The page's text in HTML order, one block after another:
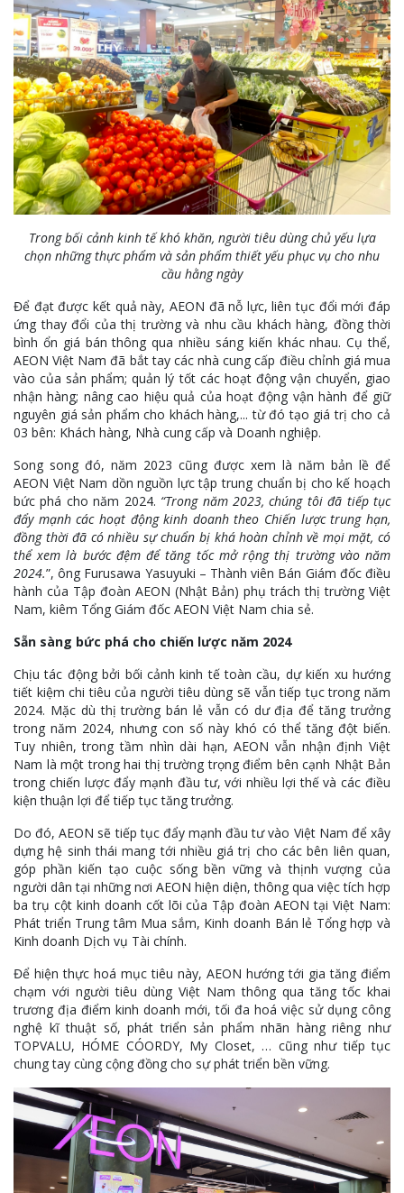
Trong bối cảnh kinh tế khó khăn, người tiêu dùng chủ yếu lựa
chọn những thực phẩm và sản phẩm thiết yếu phục vụ cho nhu
cầu hằng ngày
Để đạt được kết quả này, AEON đã nỗ lực, liên tục đổi mới đáp
ứng thay đổi của thị trường và nhu cầu khách hàng, đồng thời
bình ổn giá bán thông qua nhiều sáng kiến khác nhau. Cụ thể,
AEON Việt Nam đã bắt tay các nhà cung cấp điều chỉnh giá mua
vào của sản phẩm; quản lý tốt các hoạt động vận chuyển, giao
nhận hàng; nâng cao hiệu quả của hoạt động vận hành để giữ
nguyên giá sản phẩm cho khách hàng,... từ đó tạo giá trị cho cả
03 bên: Khách hàng, Nhà cung cấp và Doanh nghiệp.
Song song đó, năm 2023 cũng được xem là năm bản lề để
AEON Việt Nam dồn nguồn lực tập trung chuẩn bị cho kế hoạch
bức phá cho năm 2024. “Trong năm 2023, chúng tôi đã tiếp tục
đẩy mạnh các hoạt động kinh doanh theo Chiến lược trung hạn,
đồng thời đã có nhiều sự chuẩn bị khá hoàn chỉnh về mọi mặt, có
thể xem là bước đệm để tăng tốc mở rộng thị trường vào năm
2024.”, ông Furusawa Yasuyuki – Thành viên Bán Giám đốc điều
hành của Tập đoàn AEON (Nhật Bản) phụ trách thị trường Việt
Nam, kiêm Tổng Giám đốc AEON Việt Nam chia sẻ.
Sẵn sàng bức phá cho chiến lược năm 2024
Chịu tác động bởi bối cảnh kinh tế toàn cầu, dự kiến xu hướng
tiết kiệm chi tiêu của người tiêu dùng sẽ vẫn tiếp tục trong năm
2024. Mặc dù thị trường bán lẻ vẫn có dư địa để tăng trưởng
trong năm 2024, nhưng con số này khó có thể tăng đột biến.
Tuy nhiên, trong tầm nhìn dài hạn, AEON vẫn nhận định Việt
Nam là một trong hai thị trường trọng điểm bên cạnh Nhật Bản
trong chiến lược đẩy mạnh đầu tư, với nhiều lợi thế và các điều
kiện thuận lợi để tiếp tục tăng trưởng.
Do đó, AEON sẽ tiếp tục đẩy mạnh đầu tư vào Việt Nam để xây
dựng hệ sinh thái mang tới nhiều giá trị cho các bên liên quan,
góp phần kiến tạo cuộc sống bền vững và thịnh vượng của
người dân tại những nơi AEON hiện diện, thông qua việc tích hợp
ba trụ cột kinh doanh cốt lõi của Tập đoàn AEON tại Việt Nam:
Phát triển Trung tâm Mua sắm, Kinh doanh Bán lẻ Tổng hợp và
Kinh doanh Dịch vụ Tài chính.
Để hiện thực hoá mục tiêu này, AEON hướng tới gia tăng điểm
chạm với người tiêu dùng Việt Nam thông qua tăng tốc khai
trương địa điểm kinh doanh mới, tối đa hoá việc sử dụng công
nghệ kĩ thuật số, phát triển sản phẩm nhãn hàng riêng như
TOPVALU, HÓME CÓORDY, My Closet, … cũng như tiếp tục
chung tay cùng cộng đồng cho sự phát triển bền vững.